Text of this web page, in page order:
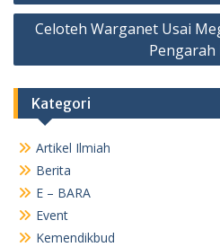
Celoteh Warganet Usai
Pengarah
Kategori
Artikel Ilmiah
Berita
E – BARA
Event
Kemendikbud